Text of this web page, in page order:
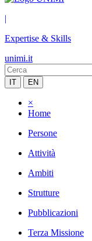
|
Expertise & Skills
unimi.it
IT EN
×
Home
Persone
Attività
Ambiti
Strutture
Pubblicazioni
Terza Missione